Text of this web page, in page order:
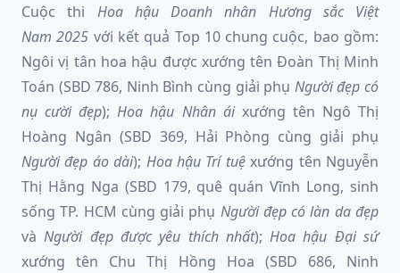
Cuộc thi Hoa hậu Doanh nhân Hương sắc Việt
Nam 2025 với kết quả Top 10 chung cuộc, bao gồm:
Ngôi vị tân hoa hậu được xướng tên Đoàn Thị Minh
Toán (SBD 786, Ninh Bình cùng giải phụ Người đẹp có
nụ cười đẹp);Hoa hậu Nhân áixướng tên Ngô Thị
Hoàng Ngân (SBD 369, Hải Phòng cùng giải phụ
Người đẹp áo dài); Hoa hậu Trí tuệxướng tên Nguyễn
Thị Hằng Nga (SBD 179, quê quán Vĩnh Long, sinh
sống TP. HCM cùng giải phụ Người đẹpcó làn da đẹp
vàNgười đẹp được yêu thích nhất);Hoa hậu Đại sứ
xướng tên Chu Thị Hồng Hoa (SBD 686, Ninh